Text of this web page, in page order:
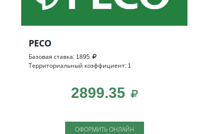
РЕСО
Базовая ставка: 1895
Территориальный коэффициент: 1
2899.35
ОФОРМИТЬ ОНЛАЙН